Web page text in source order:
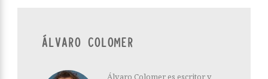
ÁLVARO COLOMER
Álvaro Colomer es escritor y